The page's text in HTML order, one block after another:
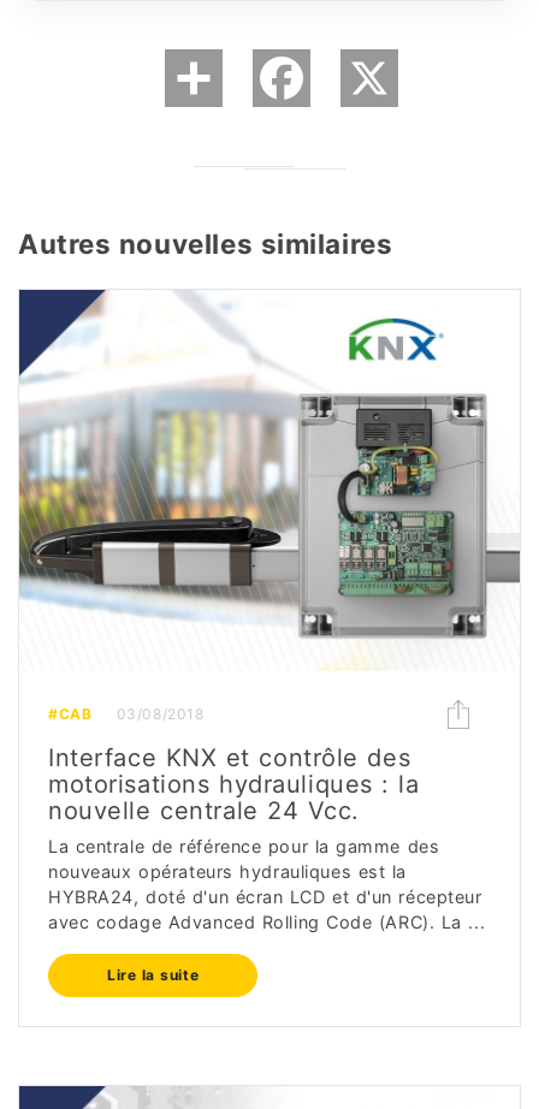
Autres nouvelles similaires
#CAB 03/08/2018
Interface KNX et contrôle des
motorisations hydrauliques : la
nouvelle centrale 24 Vcc.
La centrale de référence pour la gamme des
nouveaux opérateurs hydrauliques est la
HYBRA24, doté d'un écran LCD et d'un récepteur
avec codage Advanced Rolling Code (ARC). La ...
Lire la suite